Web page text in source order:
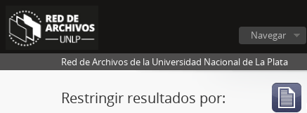
Navegar
Red de Archivos de la Universidad Nacional de La Plata
Restringir resultados por: